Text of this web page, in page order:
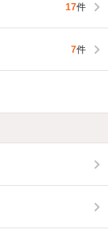
17件
7件